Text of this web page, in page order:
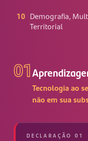
10 Demografia,
Territorial
01
Tecnologia ao
não em sua
DECLARAÇÃO 01